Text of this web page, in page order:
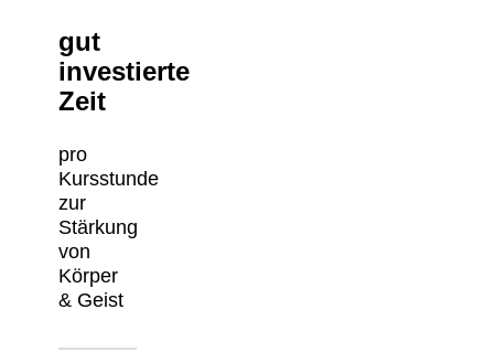
gut
investierte
Zeit
pro
Kursstunde
zur
Stärkung
von
Körper
& Geist